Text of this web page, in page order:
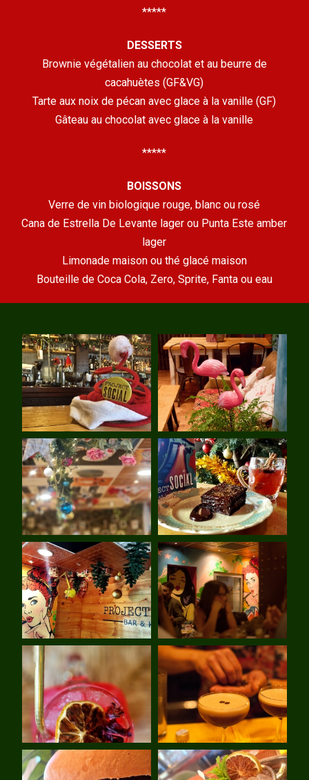
*****
DESSERTS
Brownie végétalien au chocolat et au beurre de
cacahuètes (GF&VG)
Tarte aux noix de pécan avec glace à la vanille (GF)
Gâteau au chocolat avec glace à la vanille
*****
BOISSONS
Verre de vin biologique rouge, blanc ou rosé
Cana de Estrella De Levante lager ou Punta Este amber
lager
Limonade maison ou thé glacé maison
Bouteille de Coca Cola, Zero, Sprite, Fanta ou eau